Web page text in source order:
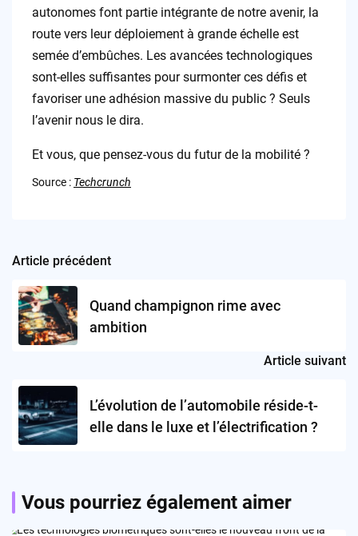
autonomes font partie intégrante de notre avenir, la
route vers leur déploiement à grande échelle est
semée d’embûches. Les avancées technologiques
sont-elles suffisantes pour surmonter ces défis et
favoriser une adhésion massive du public ? Seuls
l’avenir nous le dira.
Et vous, que pensez-vous du futur de la mobilité ?
Source : Techcrunch
Post
navigation
Article précédent
Quand champignon rime avec
ambition
Article suivant
L’évolution de l’automobile réside-t-
elle dans le luxe et l’électrification ?
Vous pourriez également aimer